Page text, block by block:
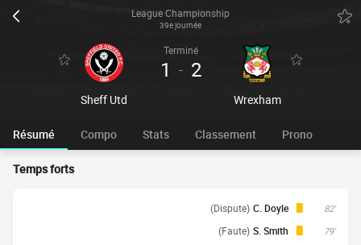
League Championship
39e journée
Sheff Utd
Terminé
1 - 2
Wrexham
Résumé Compo Stats Classement Prono
Temps forts
82'
C. Doyle
(Dispute)
79'
S. Smith
(Faute)